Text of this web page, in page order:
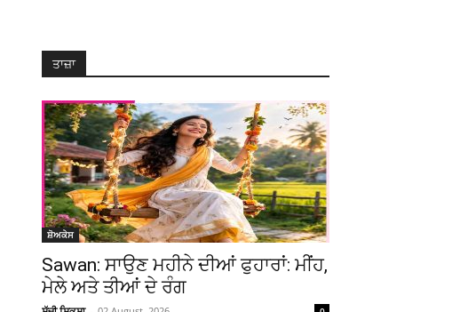
ਤਾਜ਼ਾ
ਸ਼ੋਅਕੇਸ
Sawan: ਸਾਉਣ ਮਹੀਨੇ ਦੀਆਂ ਫੁਹਾਰਾਂ: ਮੀਂਹ,
ਮੇਲੇ ਅਤੇ ਤੀਆਂ ਦੇ ਰੰਗ